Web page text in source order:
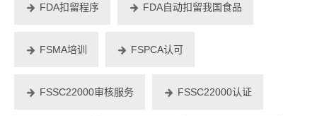
FDA扣留程序 FDA自动扣留我国食品
FSMA培训 FSPCA认可
FSSC22000审核服务 FSSC22000认证